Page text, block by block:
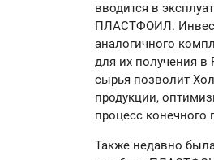
вводится в
ПЛАСТФОИЛ.
аналогичного
для их получения в
сырья позволит
продукции,
процесс конечного
Также недавно